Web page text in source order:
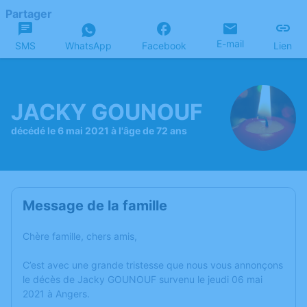
Partager
SMS WhatsApp Facebook E-mail Lien
JACKY GOUNOUF
décédé le 6 mai 2021 à l'âge de 72 ans
Message de la famille
Chère famille, chers amis,
C’est avec une grande tristesse que nous vous annonçons
le décès de Jacky GOUNOUF survenu le jeudi 06 mai
2021 à Angers.